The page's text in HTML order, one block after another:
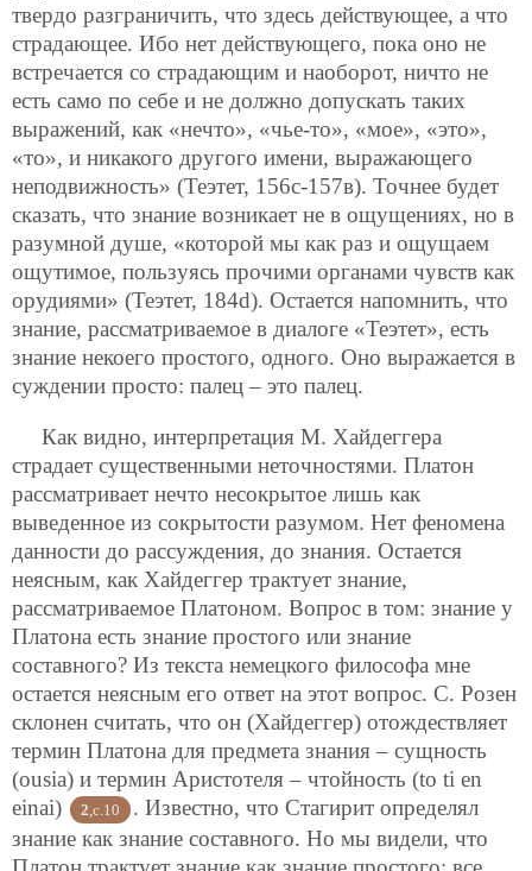
твердо разграничить, что здесь действующее, а что
страдающее. Ибо нет действующего, пока оно не
встречается со страдающим и наоборот, ничто не
есть само по себе и не должно допускать таких
выражений, как «нечто», «чье-то», «мое», «это»,
«то», и никакого другого имени, выражающего
неподвижность» (Теэтет, 156с-157в). Точнее будет
сказать, что знание возникает не в ощущениях, но в
разумной душе, «которой мы как раз и ощущаем
ощутимое, пользуясь прочими органами чувств как
орудиями» (Теэтет, 184d). Остается напомнить, что
знание, рассматриваемое в диалоге «Теэтет», есть
знание некоего простого, одного. Оно выражается в
суждении просто: палец – это палец.
Как видно, интерпретация М. Хайдеггера
страдает существенными неточностями. Платон
рассматривает нечто несокрытое лишь как
выведенное из сокрытости разумом. Нет феномена
данности до рассуждения, до знания. Остается
неясным, как Хайдеггер трактует знание,
рассматриваемое Платоном. Вопрос в том: знание у
Платона есть знание простого или знание
составного? Из текста немецкого философа мне
остается неясным его ответ на этот вопрос. С. Розен
склонен считать, что он (Хайдеггер) отождествляет
термин Платона для предмета знания – сущность
(ousia) и термин Аристотеля – чтойность (to ti en
einai)
2,c.10
. Известно, что Стагирит определял
знание как знание составного. Но мы видели, что